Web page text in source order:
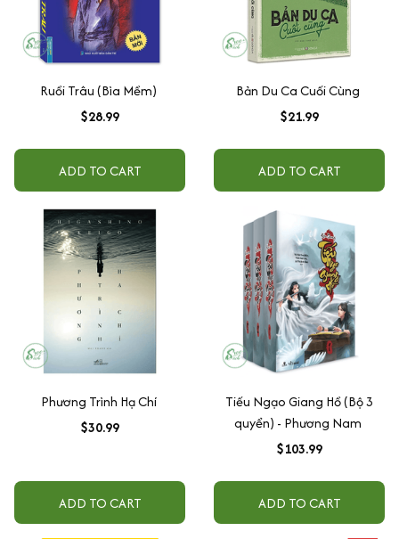
Ruồi Trâu (Bìa Mềm)
$28.99
ADD TO CART
Bản Du Ca Cuối Cùng
$21.99
ADD TO CART
Phương Trình Hạ Chí
$30.99
ADD TO CART
Tiếu Ngạo Giang Hồ (Bộ 3
quyển) - Phương Nam
$103.99
ADD TO CART